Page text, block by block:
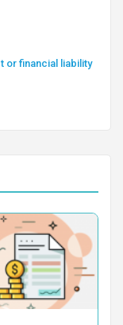
or financial liability